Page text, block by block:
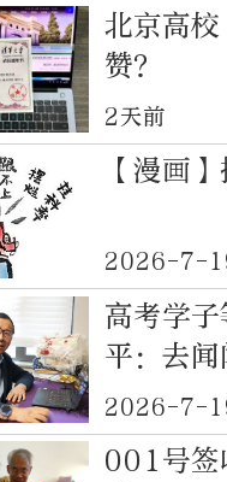
北京高
赞？
2天前
【漫画
2026-7-
高考学
平：去
2026-7-
001号签